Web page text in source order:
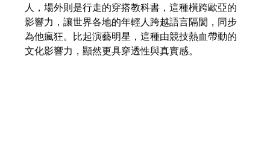
人，場外則是行走的穿搭教科書，這種橫跨歐亞的
影響力，讓世界各地的年輕人跨越語言隔閡，同步
為他瘋狂。比起演藝明星，這種由競技熱血帶動的
文化影響力，顯然更具穿透性與真實感。